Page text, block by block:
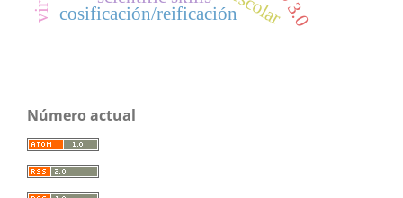
cosificación/reificación
Número actual